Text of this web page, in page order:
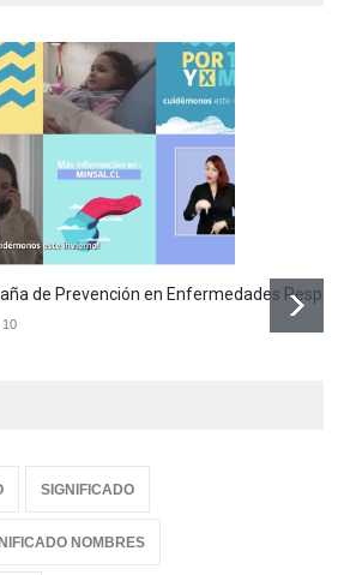
de Prevención en Enfermedades
10
SIGNIFICADO
NOMBRES